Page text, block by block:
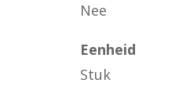
Nee
Eenheid
Stuk